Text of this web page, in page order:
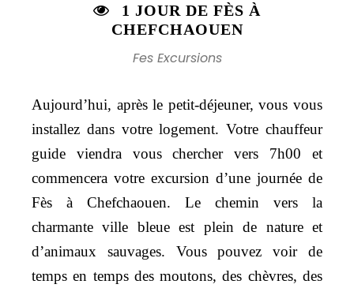
1 JOUR DE FÈS À
CHEFCHAOUEN
Fes Excursions
Aujourd’hui, après le petit-déjeuner, vous vous
installez dans votre logement. Votre chauffeur
guide viendra vous chercher vers 7h00 et
commencera votre excursion d’une journée de
Fès à Chefchaouen. Le chemin vers la
charmante ville bleue est plein de nature et
d’animaux sauvages. Vous pouvez voir de
temps en temps des moutons, des chèvres, des